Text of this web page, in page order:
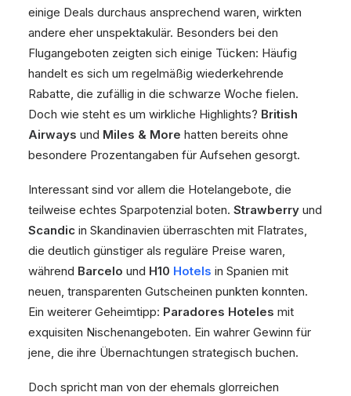
einige Deals durchaus ansprechend waren, wirkten
andere eher unspektakulär. Besonders bei den
Flugangeboten zeigten sich einige Tücken: Häufig
handelt es sich um regelmäßig wiederkehrende
Rabatte, die zufällig in die schwarze Woche fielen.
Doch wie steht es um wirkliche Highlights? British
Airways und Miles & More hatten bereits ohne
besondere Prozentangaben für Aufsehen gesorgt.
Interessant sind vor allem die Hotelangebote, die
teilweise echtes Sparpotenzial boten. Strawberry und
Scandic in Skandinavien überraschten mit Flatrates,
die deutlich günstiger als reguläre Preise waren,
während Barcelo und H10 Hotels in Spanien mit
neuen, transparenten Gutscheinen punkten konnten.
Ein weiterer Geheimtipp: Paradores Hoteles mit
exquisiten Nischenangeboten. Ein wahrer Gewinn für
jene, die ihre Übernachtungen strategisch buchen.
Doch spricht man von der ehemals glorreichen